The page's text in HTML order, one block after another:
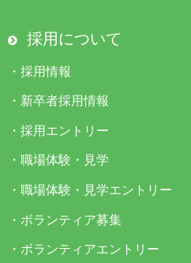
採用について
・ 採用情報
・ 新卒者採用情報
・ 採用エントリー
・ 職場体験・見学
・ 職場体験・見学エントリー
・ ボランティア募集
・ ボランティアエントリー